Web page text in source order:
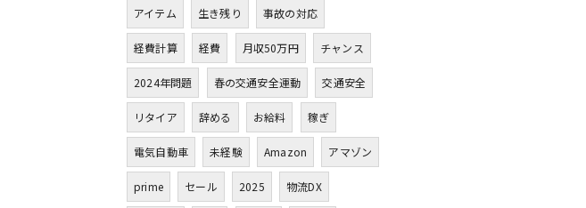
アイテム 生き残り 事故の対応
経費計算 経費 月収50万円 チャンス
2024年問題 春の交通安全運動 交通安全
リタイア 辞める お給料 稼ぎ
電気自動車 未経験 Amazon アマゾン
prime セール 2025 物流DX